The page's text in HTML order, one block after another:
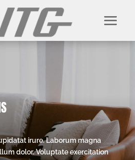
irure. Laborum magna
dolor. Voluptate exercitation